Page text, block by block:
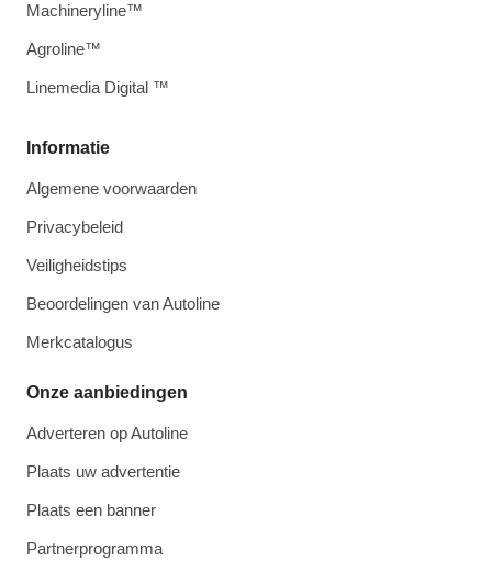
Informatie
Algemene voorwaarden
Privacybeleid
Veiligheidstips
Beoordelingen van Autoline
Merkcatalogus
Onze aanbiedingen
Adverteren op Autoline
Plaats uw advertentie
Plaats een banner
Partnerprogramma
Machineryline™
Agroline™
Linemedia Digital ™